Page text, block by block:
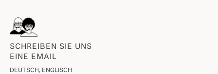
SCHREIBEN SIE UNS
EINE EMAIL
DEUTSCH, ENGLISCH